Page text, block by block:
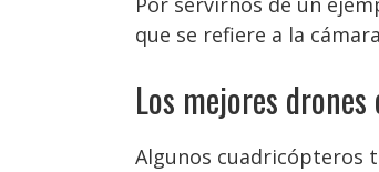
que se refiere a la
Los mejores
Algunos cuadricópteros